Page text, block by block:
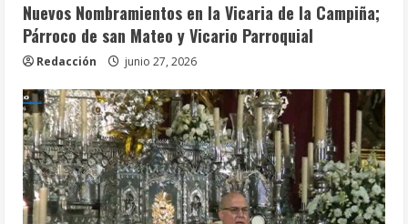
Nuevos Nombramientos en la Vicaria de la Campiña;
Párroco de san Mateo y Vicario Parroquial
Redacción junio 27, 2026